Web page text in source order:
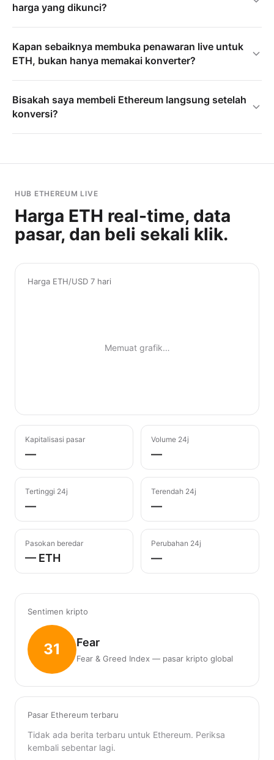
harga yang dikunci?
Kapan sebaiknya membuka penawaran live untuk
ETH, bukan hanya memakai konverter?
Bisakah saya membeli Ethereum langsung setelah
konversi?
HUB ETHEREUM LIVE
Harga ETH real-time, data
pasar, dan beli sekali klik.
Harga ETH/USD 7 hari
Memuat grafik…
Kapitalisasi pasar
—
Volume 24j
—
Tertinggi 24j
—
Terendah 24j
—
Pasokan beredar
— ETH
Perubahan 24j
—
Sentimen kripto
31 Fear
Fear & Greed Index — pasar kripto global
Pasar Ethereum terbaru
Tidak ada berita terbaru untuk Ethereum. Periksa
kembali sebentar lagi.